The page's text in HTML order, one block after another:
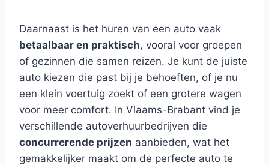
Daarnaast is het huren van een auto vaak
betaalbaar en praktisch, vooral voor groepen
of gezinnen die samen reizen. Je kunt de juiste
auto kiezen die past bij je behoeften, of je nu
een klein voertuig zoekt of een grotere wagen
voor meer comfort. In Vlaams-Brabant vind je
verschillende autoverhuurbedrijven die
concurrerende prijzen aanbieden, wat het
gemakkelijker maakt om de perfecte auto te